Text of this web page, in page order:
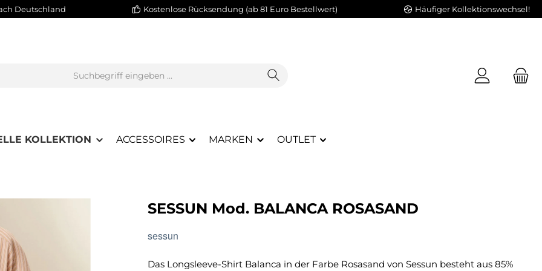
Deutschland Kostenlose Rücksendung (ab 81 Euro Bestellwert) Häufiger Kollektionswechsel!
KOLLEKTION ACCESSOIRES MARKEN OUTLET
SESSUN Mod. BALANCA ROSASAND
sessun
Das Longsleeve-Shirt Balanca in der Farbe Rosasand von Sessun besteht aus 85%